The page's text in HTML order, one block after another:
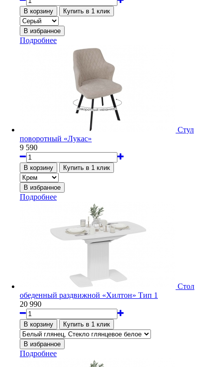
Подробнее
Стул
поворотный «Лукас»
9 590
Подробнее
Стол
обеденный раздвижной «Хилтон» Тип 1
20 990
Подробнее